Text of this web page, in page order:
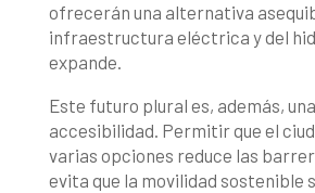
ofrecerán una alternativa
infraestructura eléctrica y del
expande.
Este futuro plural es, además,
accesibilidad. Permitir que el
varias opciones reduce las
evita que la movilidad sostenible